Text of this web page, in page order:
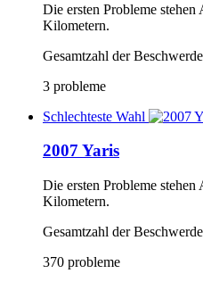
Die ersten Probleme
Kilometern.
Gesamtzahl der
3 probleme
Schlechteste Wahl
2007 Yaris
Die ersten Probleme
Kilometern.
Gesamtzahl der
370 probleme